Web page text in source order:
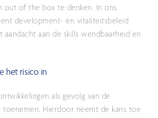
out of the box te denken. In ons
development- en vitaliteitsbeleid
aan de skills wendbaarheid en
het risico in
als gevolg van de
Hierdoor neemt de kans toe